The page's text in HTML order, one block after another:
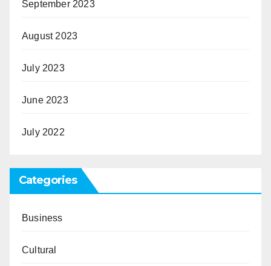
September 2023
August 2023
July 2023
June 2023
July 2022
Categories
Business
Cultural